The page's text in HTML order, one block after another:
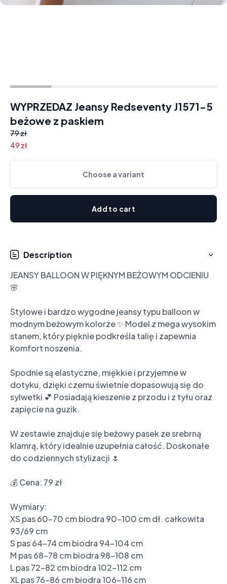
WYPRZEDAZ Jeansy Redseventy J1571-5
beżowe z paskiem
79 zł
49 zł
Choose a variant
Add to cart
Description
JEANSY BALLOON W PIĘKNYM BEŻOWYM ODCIENIU
🌸
Stylowe i bardzo wygodne jeansy typu balloon w
modnym beżowym kolorze ✨ Model z mega wysokim
stanem, który pięknie podkreśla talię i zapewnia
komfort noszenia.
Spodnie są elastyczne, miękkie i przyjemne w
dotyku, dzięki czemu świetnie dopasowują się do
sylwetki 💕 Posiadają kieszenie z przodu i z tyłu oraz
zapięcie na guzik.
W zestawie znajduje się beżowy pasek ze srebrną
klamrą, który idealnie uzupełnia całość. Doskonałe
do codziennych stylizacji 🌷
💰 Cena: 79 zł
Wymiary:
XS pas 60-70 cm biodra 90-100 cm dł. całkowita
93/69 cm
S pas 64-74 cm biodra 94-104 cm
M pas 68-78 cm biodra 98-108 cm
L pas 72-82 cm biodra 102-112 cm
XL pas 76-86 cm biodra 106-116 cm